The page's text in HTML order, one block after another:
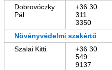
Dobrovóczky
Pál
+36 30
311
3350
Növényvédelmi szakértő
Szalai Kitti
+36 30
549
9137